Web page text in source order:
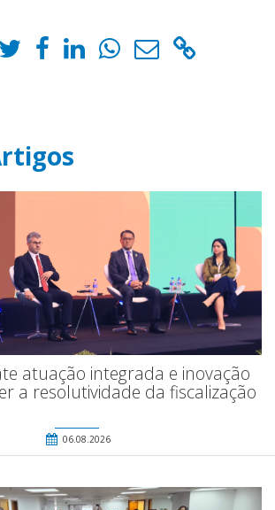
atuação integrada e inovação
a resolutividade da fiscalização
06.08.2026